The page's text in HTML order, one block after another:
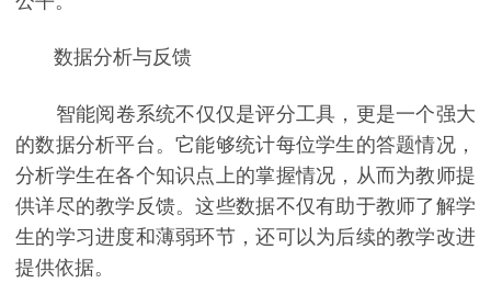
数据分析与反馈
智能阅卷系统不仅仅是评分工具，更是一个强大
的数据分析平台。它能够统计每位学生的答题情况，
分析学生在各个知识点上的掌握情况，从而为教师提
供详尽的教学反馈。这些数据不仅有助于教师了解学
生的学习进度和薄弱环节，还可以为后续的教学改进
提供依据。